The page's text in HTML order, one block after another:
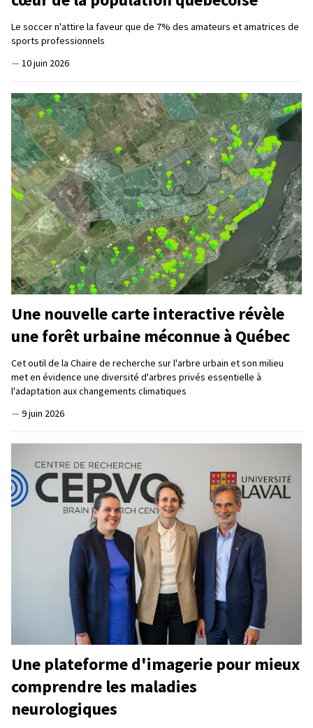
Le soccer n'attire la faveur que de 7% des amateurs et amatrices de
sports professionnels
— 10 juin 2026
Une nouvelle carte interactive révèle
une forêt urbaine méconnue à Québec
Cet outil de la Chaire de recherche sur l'arbre urbain et son milieu
met en évidence une diversité d'arbres privés essentielle à
l'adaptation aux changements climatiques
— 9 juin 2026
Une plateforme d'imagerie pour mieux
comprendre les maladies
neurologiques